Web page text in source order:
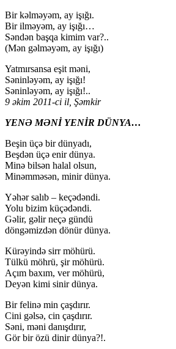
Bir kəlməyəm, ay işığı.
Bir ilməyəm, ay işığı…
Səndən başqa kimim var?..
(Mən gəlməyəm, ay işığı)
Yatmırsansa eşit məni,
Səninləyəm, ay işığı!
Səninləyəm, ay işığı!..
9 əkim 2011-ci il, Şəmkir
YENƏ MƏNİ YENİR DÜNYA…
Beşin üçə bir dünyadı,
Beşdən üçə enir dünya.
Minə bilsən halal olsun,
Minəmməsən, minir dünya.
Yəhər salıb – keçədəndi.
Yolu bizim küçədəndi.
Gəlir, gəlir neçə gündü
döngəmizdən dönür dünya.
Kürəyində sirr möhürü.
Tülkü möhrü, şir möhürü.
Açım baxım, ver möhürü,
Deyən kimi sinir dünya.
Bir felinə min çaşdırır.
Cini gəlsə, cin çaşdırır.
Səni, məni danışdırır,
Gör bir özü dinir dünya?!.